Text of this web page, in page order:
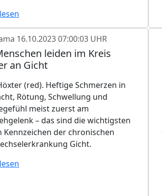
16.10.2023 07:00:03 UHR
leiden im Kreis
an Gicht
(red). Heftige Schmerzen in
Rötung, Schwellung und
meist zuerst am
– das sind die wichtigsten
Kennzeichen der chronischen
Gicht.